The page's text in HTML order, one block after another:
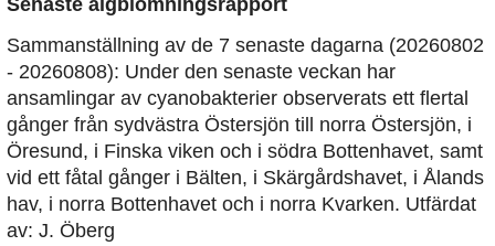
Sammanställning av de 7 senaste dagarna (20260802
- 20260808): Under den senaste veckan har
ansamlingar av cyanobakterier observerats ett flertal
gånger från sydvästra Östersjön till norra Östersjön, i
Öresund, i Finska viken och i södra Bottenhavet, samt
vid ett fåtal gånger i Bälten, i Skärgårdshavet, i Ålands
hav, i norra Bottenhavet och i norra Kvarken. Utfärdat
av: J. Öberg